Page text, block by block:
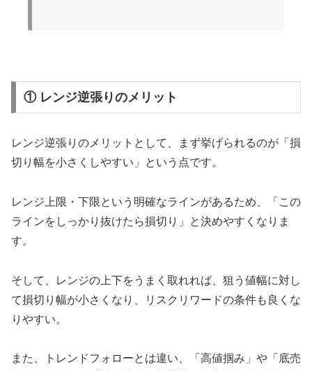
① レンジ逆張りのメリット
レンジ逆張りのメリットとして、まず挙げられるのが「損
切り幅を小さくしやすい」という点です。
レンジ上限・下限という明確なラインがあるため、「この
ラインをしっかり抜けたら損切り」と決めやすくなりま
す。
そして、レンジの上下をうまく取れれば、狙う値幅に対し
て損切り幅が小さくなり、リスクリワードの条件も良くな
りやすい。
また、トレンドフォローとは違い、「高値掴み」や「底売